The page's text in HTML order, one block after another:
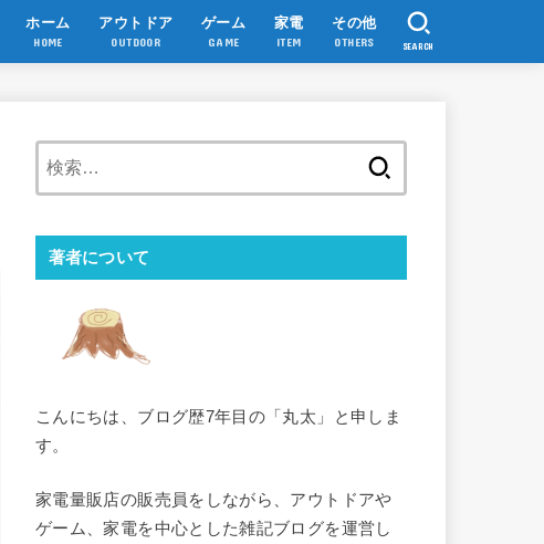
ホーム
HOME
アウトドア
OUTDOOR
ゲーム
GAME
家電
ITEM
その他
OTHERS SEARCH
著者について
こんにちは、ブログ歴7年目の「丸太」と申しま
す。
家電量販店の販売員をしながら、アウトドアや
ゲーム、家電を中心とした雑記ブログを運営し